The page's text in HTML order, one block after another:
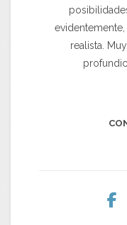
realista.